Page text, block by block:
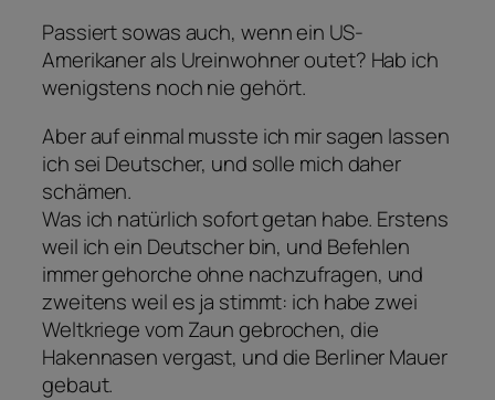
Passiert sowas auch, wenn ein US-
Amerikaner als Ureinwohner outet? Hab ich
wenigstens noch nie gehört.
Aber auf einmal musste ich mir sagen lassen
ich sei Deutscher, und solle mich daher
schämen.
Was ich natürlich sofort getan habe. Erstens
weil ich ein Deutscher bin, und Befehlen
immer gehorche ohne nachzufragen, und
zweitens weil es ja stimmt: ich habe zwei
Weltkriege vom Zaun gebrochen, die
Hakennasen vergast, und die Berliner Mauer
gebaut.